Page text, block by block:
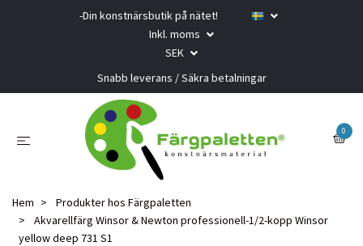
-Din konstnärsbutik på nätet!
Inkl. moms
SEK
Snabb leverans / Säkra betalningar
0
Hem
Produkter hos Färgpaletten
Akvarellfärg Winsor & Newton professionell-1/2-kopp Winsor
yellow deep 731 S1